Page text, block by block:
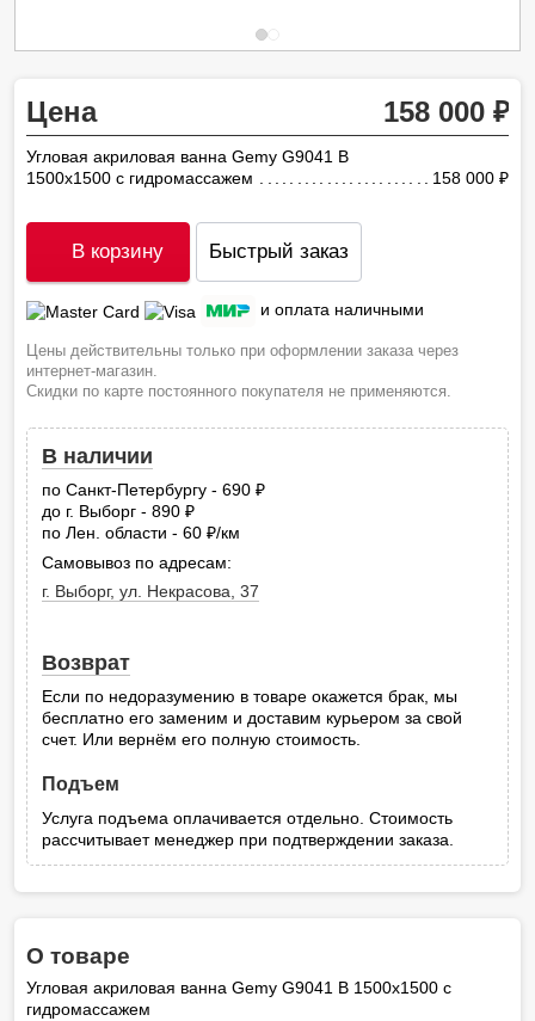
Цена 158 000
Угловая акриловая ванна Gemy G9041 B
1500х1500 с гидромассажем
158 000
В корзину Быстрый заказ
и оплата наличными
Цены действительны только при оформлении заказа через
интернет-магазин.
Скидки по карте постоянного покупателя не применяются.
В наличии
по Санкт-Петербургу - 690
до г. Выборг - 890
по Лен. области - 60
руб.
/км
Самовывоз по адресам:
г. Выборг, ул. Некрасова, 37
Возврат
Если по недоразумению в товаре окажется брак, мы
бесплатно его заменим и доставим курьером за свой
счет. Или вернём его полную стоимость.
Подъем
Услуга подъема оплачивается отдельно. Стоимость
рассчитывает менеджер при подтверждении заказа.
О товаре
Угловая акриловая ванна Gemy G9041 B 1500х1500 с
гидромассажем